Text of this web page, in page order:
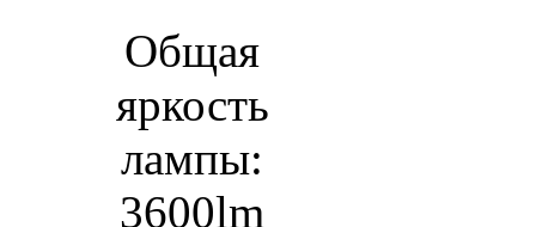
Общая
яркость
лампы:
3600lm